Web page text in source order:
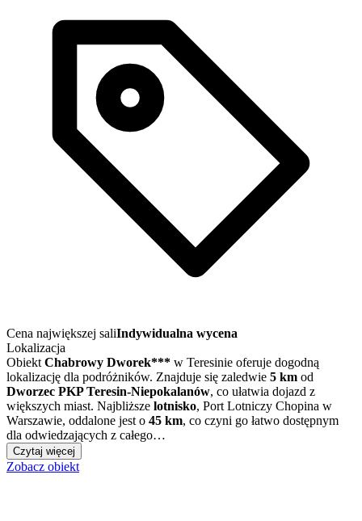
Cena największej saliIndywidualna wycena
Lokalizacja
Obiekt Chabrowy Dworek*** w Teresinie oferuje dogodną
lokalizację dla podróżników. Znajduje się zaledwie 5 km od
Dworzec PKP Teresin-Niepokalanów, co ułatwia dojazd z
większych miast. Najbliższe lotnisko, Port Lotniczy Chopina w
Warszawie, oddalone jest o 45 km, co czyni go łatwo dostępnym
dla odwiedzających z całego…
Czytaj więcej
Zobacz obiekt